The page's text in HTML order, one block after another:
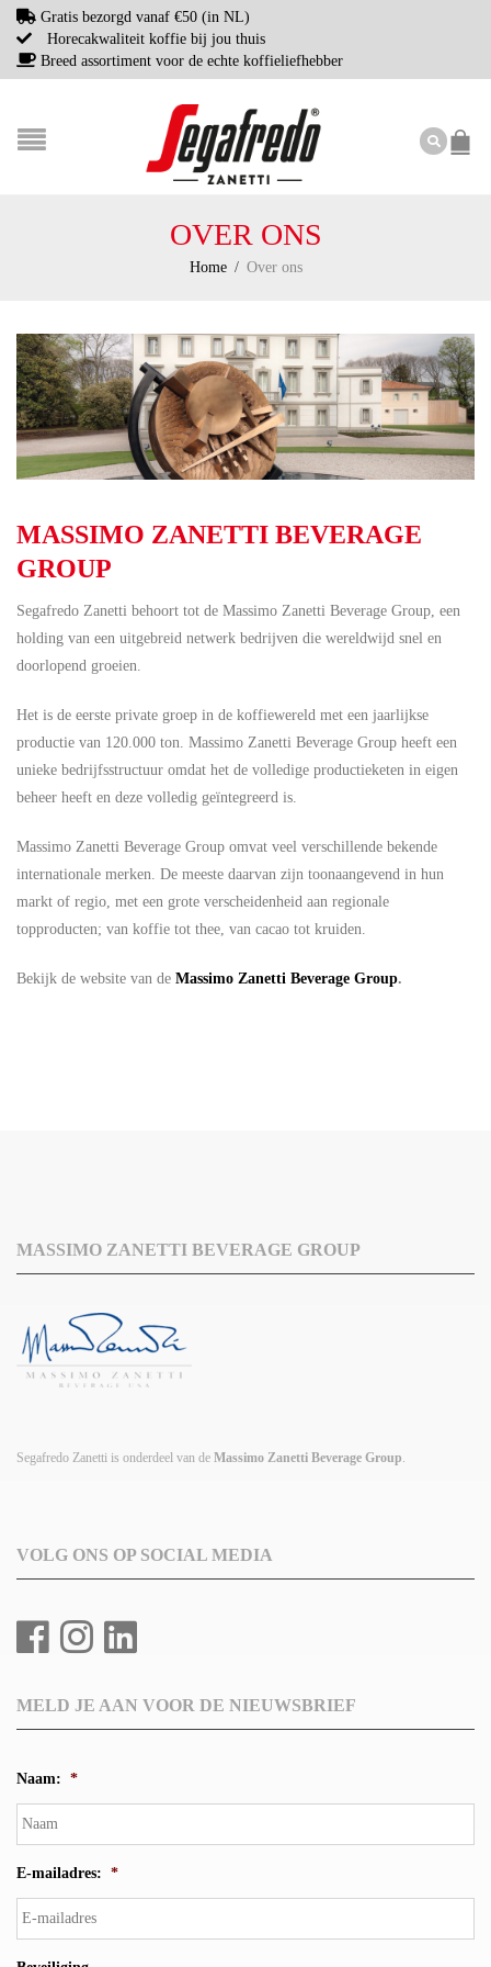
Gratis bezorgd vanaf €50 (in NL)
Horecakwaliteit koffie bij jou thuis
Breed assortiment voor de echte koffieliefhebber
OVER ONS
Home / Over ons
MASSIMO ZANETTI BEVERAGE
GROUP
Segafredo Zanetti behoort tot de Massimo Zanetti Beverage Group, een
holding van een uitgebreid netwerk bedrijven die wereldwijd snel en
doorlopend groeien.
Het is de eerste private groep in de koffiewereld met een jaarlijkse
productie van 120.000 ton. Massimo Zanetti Beverage Group heeft een
unieke bedrijfsstructuur omdat het de volledige productieketen in eigen
beheer heeft en deze volledig geïntegreerd is.
Massimo Zanetti Beverage Group omvat veel verschillende bekende
internationale merken. De meeste daarvan zijn toonaangevend in hun
markt of regio, met een grote verscheidenheid aan regionale
topproducten; van koffie tot thee, van cacao tot kruiden.
Bekijk de website van de Massimo Zanetti Beverage Group.
MASSIMO ZANETTI BEVERAGE GROUP
Segafredo Zanetti is onderdeel van de Massimo Zanetti Beverage Group.
VOLG ONS OP SOCIAL MEDIA
MELD JE AAN VOOR DE NIEUWSBRIEF
Naam: *
E-mailadres: *